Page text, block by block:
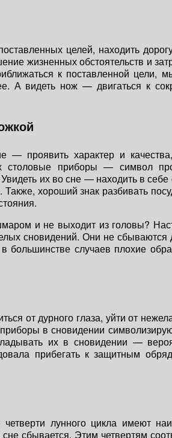
целей, находить
жизненных обстоятельств и
к поставленной цели,
А видеть нож — двигаться к
проявить характер и
столовые приборы — символ
их во сне — находить в
хороший знак разбивать
и не выходит из головы?
сновидений. Они не сбываются
случаев плохие
от дурного глаза, уйти от
в сновидении
их в сновидении —
прибегать к защитным
лунного цикла имеют
сбывается. Этим четвертям